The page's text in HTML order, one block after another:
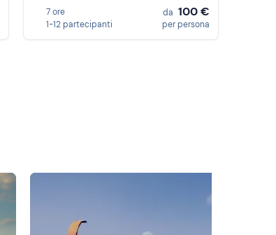
7 ore
1-12 partecipanti
da 100 €
per persona